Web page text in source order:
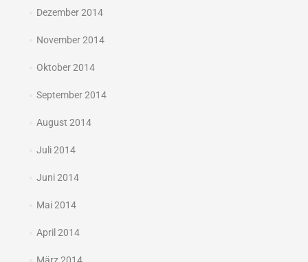
Dezember 2014
November 2014
Oktober 2014
September 2014
August 2014
Juli 2014
Juni 2014
Mai 2014
April 2014